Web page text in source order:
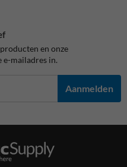
en onze
mailadres in.
Aanmelden